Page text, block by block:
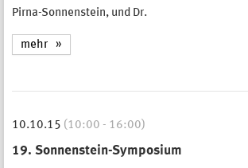
Pirna-Sonnenstein, und Dr.
mehr
10.10.15 (10:00 - 16:00)
19. Sonnenstein-Symposium